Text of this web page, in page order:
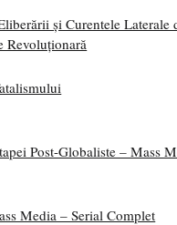
și Curentele Laterale
Revoluționară
Post-Globaliste – Mass
Media – Serial Complet